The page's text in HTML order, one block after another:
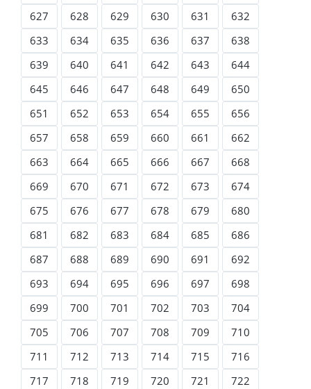
627
628 629 630 631
632
633
634 635 636 637
638
639
640 641 642 643
644
645
646 647 648 649
650
651
652 653 654 655
656
657
658 659 660 661
662
663
664 665 666 667
668
669
670 671 672 673
674
675
676 677 678 679
680
681
682 683 684 685
686
687
688 689 690 691
692
693
694 695 696 697
698
699
700 701 702 703
704
705
706 707 708 709
710
711
712 713 714 715
716
717
718 719 720 721
722